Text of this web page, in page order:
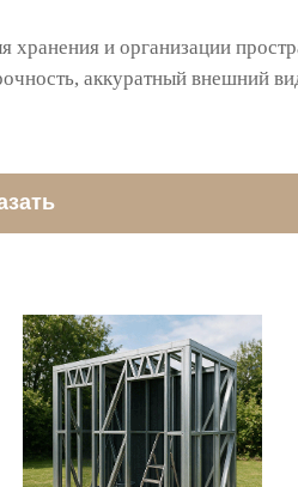
и организации
аккуратный внешний